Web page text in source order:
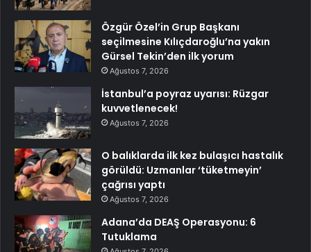
Özgür Özel’in Grup Başkanı
seçilmesine Kılıçdaroğlu’na yakın
Gürsel Tekin’den ilk yorum
Ağustos 7, 2026
İstanbul’a poyraz uyarısı: Rüzgar
kuvvetlenecek!
Ağustos 7, 2026
O balıklarda ilk kez bulaşıcı hastalık
görüldü: Uzmanlar ‘tüketmeyin’
çağrısı yaptı
Ağustos 7, 2026
Adana’da DEAŞ Operasyonu: 6
Tutuklama